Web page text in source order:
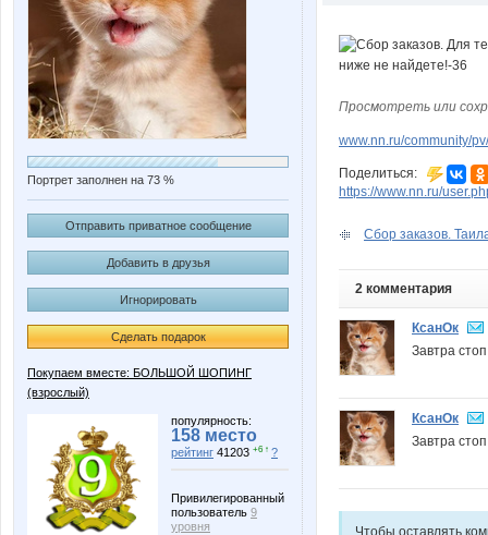
Портрет заполнен на 73 %
Отправить приватное сообщение
Добавить в друзья
Игнорировать
Сделать подарок
Покупаем вместе: БОЛЬШОЙ ШОПИНГ
(взрослый)
популярность:
158 место
рейтинг 41203 +6 ↑ ?
Привилегированный
пользователь 9
уровня
Просмотреть или
www.nn.ru/community/
Поделиться:
https://www.nn.ru/
Сбор заказов.
2 комментария
КсанОк
Завтра
КсанОк
Завтра
Чтобы оставлять